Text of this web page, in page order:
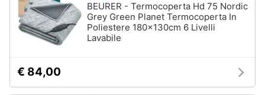
BEURER - Termocoperta Hd 75 Nordic
Grey Green Planet Termocoperta In
Poliestere 180x130cm 6 Livelli
Lavabile
€ 84,00